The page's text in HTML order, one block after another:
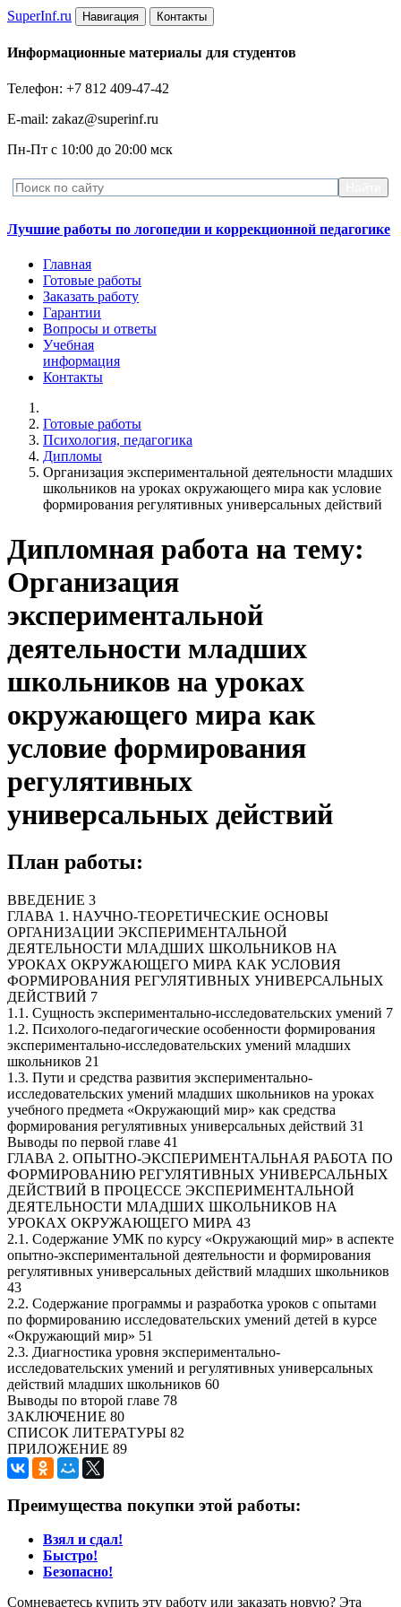
SuperInf.ru Навигация Контакты
Информационные материалы для студентов
Телефон: +7 812 409-47-42
E-mail: zakaz@superinf.ru
Пн-Пт с 10:00 до 20:00 мск
Лучшие работы по логопедии и коррекционной педагогике
Главная
Готовые работы
Заказать работу
Гарантии
Вопросы и ответы
Учебная
информация
Контакты
Готовые работы
Психология, педагогика
Дипломы
Организация экспериментальной деятельности младших
школьников на уроках окружающего мира как условие
формирования регулятивных универсальных действий
Дипломная работа на тему:
Организация
экспериментальной
деятельности младших
школьников на уроках
окружающего мира как
условие формирования
регулятивных
универсальных действий
План работы:
ВВЕДЕНИЕ 3
ГЛАВА 1. НАУЧНО-ТЕОРЕТИЧЕСКИЕ ОСНОВЫ
ОРГАНИЗАЦИИ ЭКСПЕРИМЕНТАЛЬНОЙ
ДЕЯТЕЛЬНОСТИ МЛАДШИХ ШКОЛЬНИКОВ НА
УРОКАХ ОКРУЖАЮЩЕГО МИРА КАК УСЛОВИЯ
ФОРМИРОВАНИЯ РЕГУЛЯТИВНЫХ УНИВЕРСАЛЬНЫХ
ДЕЙСТВИЙ 7
1.1. Сущность экспериментально-исследовательских умений 7
1.2. Психолого-педагогические особенности формирования
экспериментально-исследовательских умений младших
школьников 21
1.3. Пути и средства развития экспериментально-
исследовательских умений младших школьников на уроках
учебного предмета «Окружающий мир» как средства
формирования регулятивных универсальных действий 31
Выводы по первой главе 41
ГЛАВА 2. ОПЫТНО-ЭКСПЕРИМЕНТАЛЬНАЯ РАБОТА ПО
ФОРМИРОВАНИЮ РЕГУЛЯТИВНЫХ УНИВЕРСАЛЬНЫХ
ДЕЙСТВИЙ В ПРОЦЕССЕ ЭКСПЕРИМЕНТАЛЬНОЙ
ДЕЯТЕЛЬНОСТИ МЛАДШИХ ШКОЛЬНИКОВ НА
УРОКАХ ОКРУЖАЮЩЕГО МИРА 43
2.1. Содержание УМК по курсу «Окружающий мир» в аспекте
опытно-экспериментальной деятельности и формирования
регулятивных универсальных действий младших школьников
43
2.2. Содержание программы и разработка уроков с опытами
по формированию исследовательских умений детей в курсе
«Окружающий мир» 51
2.3. Диагностика уровня экспериментально-
исследовательских умений и регулятивных универсальных
действий младших школьников 60
Выводы по второй главе 78
ЗАКЛЮЧЕНИЕ 80
СПИСОК ЛИТЕРАТУРЫ 82
ПРИЛОЖЕНИЕ 89
Преимущества покупки этой работы:
Взял и сдал!
Быстро!
Безопасно!
Сомневаетесь купить эту работу или заказать новую? Эта